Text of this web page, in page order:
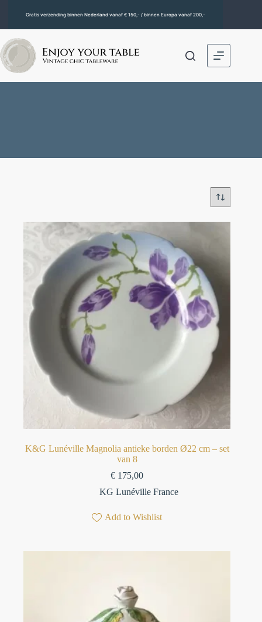
Gratis verzending binnen Nederland vanaf € 150,- / binnen Europa vanaf 200,-
K&G Lunéville Magnolia antieke borden Ø22 cm – set
van 8
€ 175,00
KG Lunéville France
Add to Wishlist